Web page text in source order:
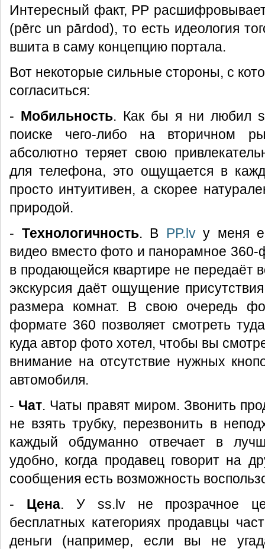
Интересный факт, PP
(pērc un pārdod), то есть идеология
вшита в саму концепцию портала.
Вот некоторые сильные стороны, с
согласиться:
- Мобильность. Как бы я ни любил
поиске чего-либо на вторичном
абсолютно теряет свою
для телефона, это ощущается в
просто интуитивен, а скорее
природой.
- Технологичность. В PP.lvу меня
видео вместо фото и панорамное
в продающейся квартире не передаёт
экскурсия даёт ощущение
размера комнат. В свою очередь
формате 360 позволяет смотреть
куда автор фото хотел, чтобы вы
внимание на отсутствие нужных
автомобиля.
- Чат. Чаты правят миром. Звонить
не взять трубку, перезвонить в
каждый обдуманно отвечает в
удобно, когда продавец говорит на
сообщения есть возможность
- Цена. У ss.lv не прозрачное
бесплатных категориях продавцы
деньги (например, если вы не